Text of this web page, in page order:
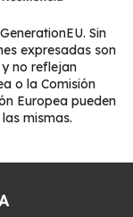
Sin
expresadas son
no reflejan
o la Comisión
Europea pueden
mismas.